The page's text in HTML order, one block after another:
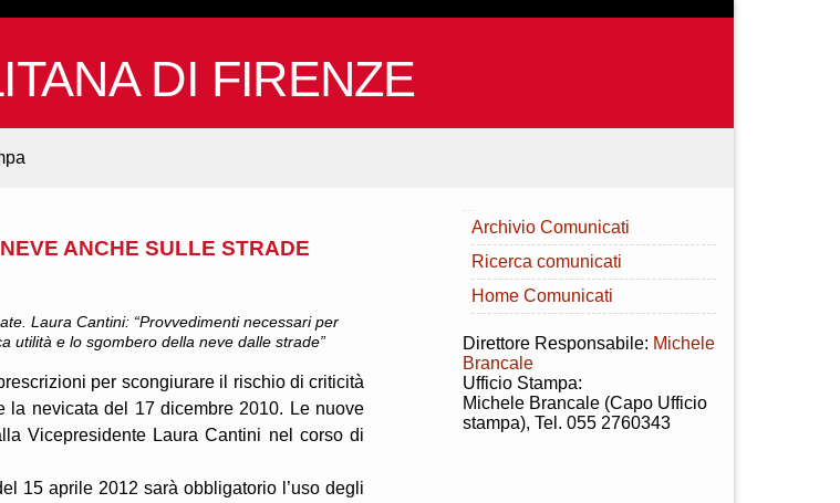
DI FIRENZE
ANCHE SULLE STRADE
Laura Cantini: “Provvedimenti necessari per
utilità e lo sgombero della neve dalle strade”
per scongiurare il rischio di criticità
nevicata del 17 dicembre 2010. Le nuove
Vicepresidente Laura Cantini nel corso di
15 aprile 2012 sarà obbligatorio l’uso degli
Archivio Comunicati
Ricerca comunicati
Home Comunicati
Direttore Responsabile: Michele
Brancale
Ufficio Stampa:
Michele Brancale (Capo Ufficio
stampa), Tel. 055 2760343